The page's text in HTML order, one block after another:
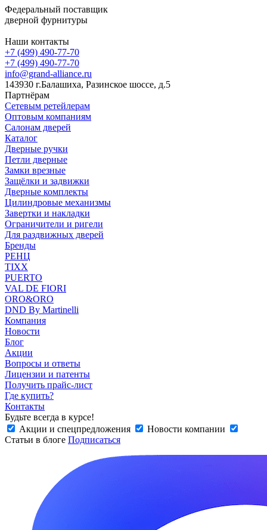
Федеральный поставщик
дверной фурнитуры
Наши контакты
+7 (499) 490-77-70
+7 (499) 490-77-70
info@grand-alliance.ru
143930 г.Балашиха, Разинское шоссе, д.5
Партнёрам
Сетевым ретейлерам
Оптовым компаниям
Салонам дверей
Каталог
Дверные ручки
Петли дверные
Замки врезные
Защёлки и задвижки
Дверные комплекты
Цилиндровые механизмы
Завертки и накладки
Ограничители и ригели
Для раздвижных дверей
Бренды
РЕНЦ
TIXX
PUERTO
VAL DE FIORI
ORO&ORO
DND By Martinelli
Компания
Новости
Блог
Акции
Вопросы и ответы
Лицензии и патенты
Получить прайс-лист
Где купить?
Контакты
Будьте всегда в курсе!
Акции и спецпредложения
Новости компании
Статьи в блоге Подписаться